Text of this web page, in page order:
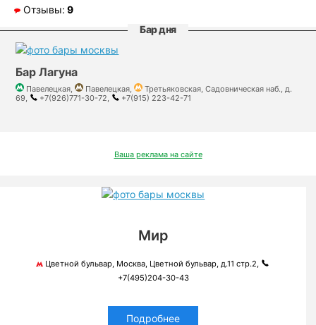
Отзывы: 9
Бар дня
Бар Лагуна
Павелецкая, Павелецкая,
Третьяковская, Садовническая наб., д.
69,
+7(926)771-30-72, +7(915) 223-42-71
Ваша реклама на сайте
Мир
Цветной бульвар, Москва, Цветной бульвар, д.11 стр.2,
+7(495)204-30-43
Подробнее